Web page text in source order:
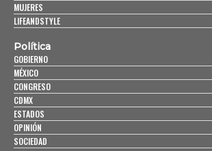
MUJERES
LIFEANDSTYLE
Política
GOBIERNO
MÉXICO
CONGRESO
CDMX
ESTADOS
OPINIÓN
SOCIEDAD